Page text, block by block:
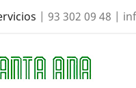
| 93 302 09 48 |